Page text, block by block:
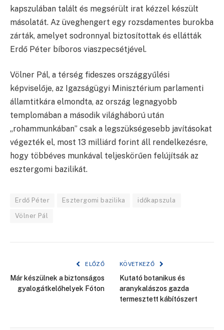
kapszulában talált és megsérült irat kézzel készült
másolatát. Az üveghengert egy rozsdamentes burokba
zárták, amelyet sodronnyal biztosítottak és ellátták
Erdő Péter bíboros viaszpecsétjével.
Völner Pál, a térség fideszes országgyűlési
képviselője, az Igazságügyi Minisztérium parlamenti
államtitkára elmondta, az ország legnagyobb
templomában a második világháború után
„rohammunkában” csak a legszükségesebb javításokat
végezték el, most 13 milliárd forint áll rendelkezésre,
hogy többéves munkával teljeskörűen felújítsák az
esztergomi bazilikát.
Erdő Péter Esztergomi bazilika időkapszula
Völner Pál
ELŐZŐ
Már készülnek a biztonságos
gyalogátkelőhelyek Fóton
KÖVETKEZŐ
Kutató botanikus és
aranykalászos gazda
termesztett kábítószert